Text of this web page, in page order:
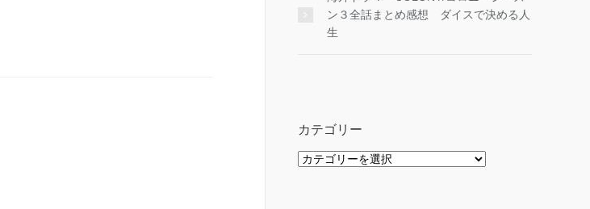
ン３全話まとめ感想 ダイスで決める人
生
カテゴリー
カ